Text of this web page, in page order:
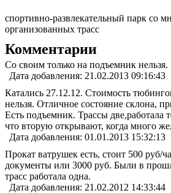
спортивно-развлекательный парк со
организованных трасс
Комментарии
Со своим только на подъемник нельзя.
Дата добавления: 21.02.2013 09:16:43
Катались 27.12.12. Стоимость
нельзя. Отличное состояние склона,
Есть подъемник. Трассы две,работала
что вторую открывают, когда много
Дата добавления: 01.01.2013 15:32:13
Прокат ватрушек есть, стоит 500 руб/
документы или 3000 руб. Были в
трасс работала одна.
Дата добавления: 21.02.2012 14:33:44